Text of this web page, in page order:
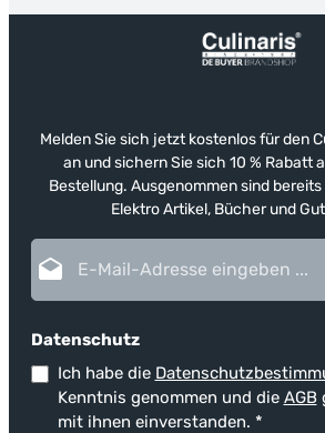
Melden Sie sich jetzt kostenlos für den
an und sichern Sie sich 10 % Rabatt
Bestellung. Ausgenommen sind
Elektro Artikel, Bücher und
Datenschutz
Ich habe die
Kenntnis genommen und die AGB
mit ihnen einverstanden. *